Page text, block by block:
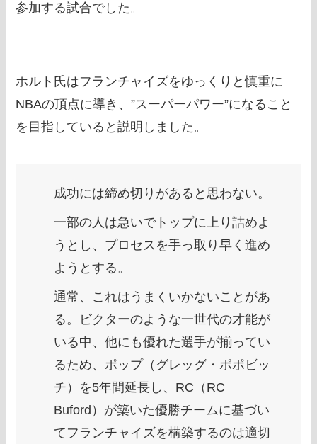
参加する試合でした。
ホルト氏はフランチャイズをゆっくりと慎重に
NBAの頂点に導き、”スーパーパワー”になること
を目指していると説明しました。
成功には締め切りがあると思わない。
一部の人は急いでトップに上り詰めよ
うとし、プロセスを手っ取り早く進め
ようとする。
通常、これはうまくいかないことがあ
る。ビクターのような一世代の才能が
いる中、他にも優れた選手が揃ってい
るため、ポップ（グレッグ・ポポビッ
チ）を5年間延長し、RC（RC
Buford）が築いた優勝チームに基づい
てフランチャイズを構築するのは適切